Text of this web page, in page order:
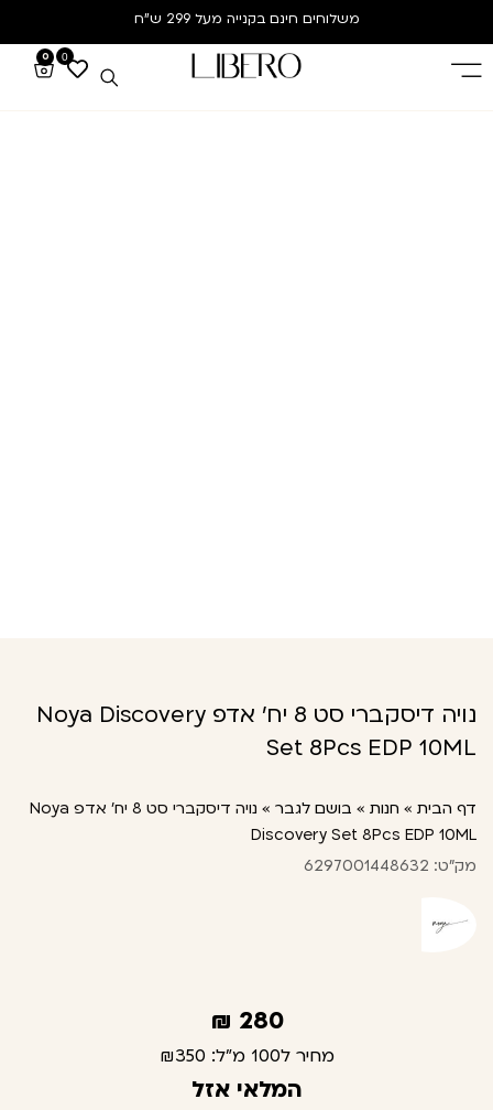
משלוחים חינם בקנייה מעל 299 ש”ח
0
0
נויה דיסקברי סט 8 יח’ אדפ Noya Discovery
Set 8Pcs EDP 10ML
דף הבית » חנות » בושם לגבר »
נויה דיסקברי סט 8 יח’ אדפ Noya
Discovery Set 8Pcs EDP 10ML
מק"ט: 6297001448632
280
₪
מחיר ל100 מ"ל: ₪350
המלאי אזל